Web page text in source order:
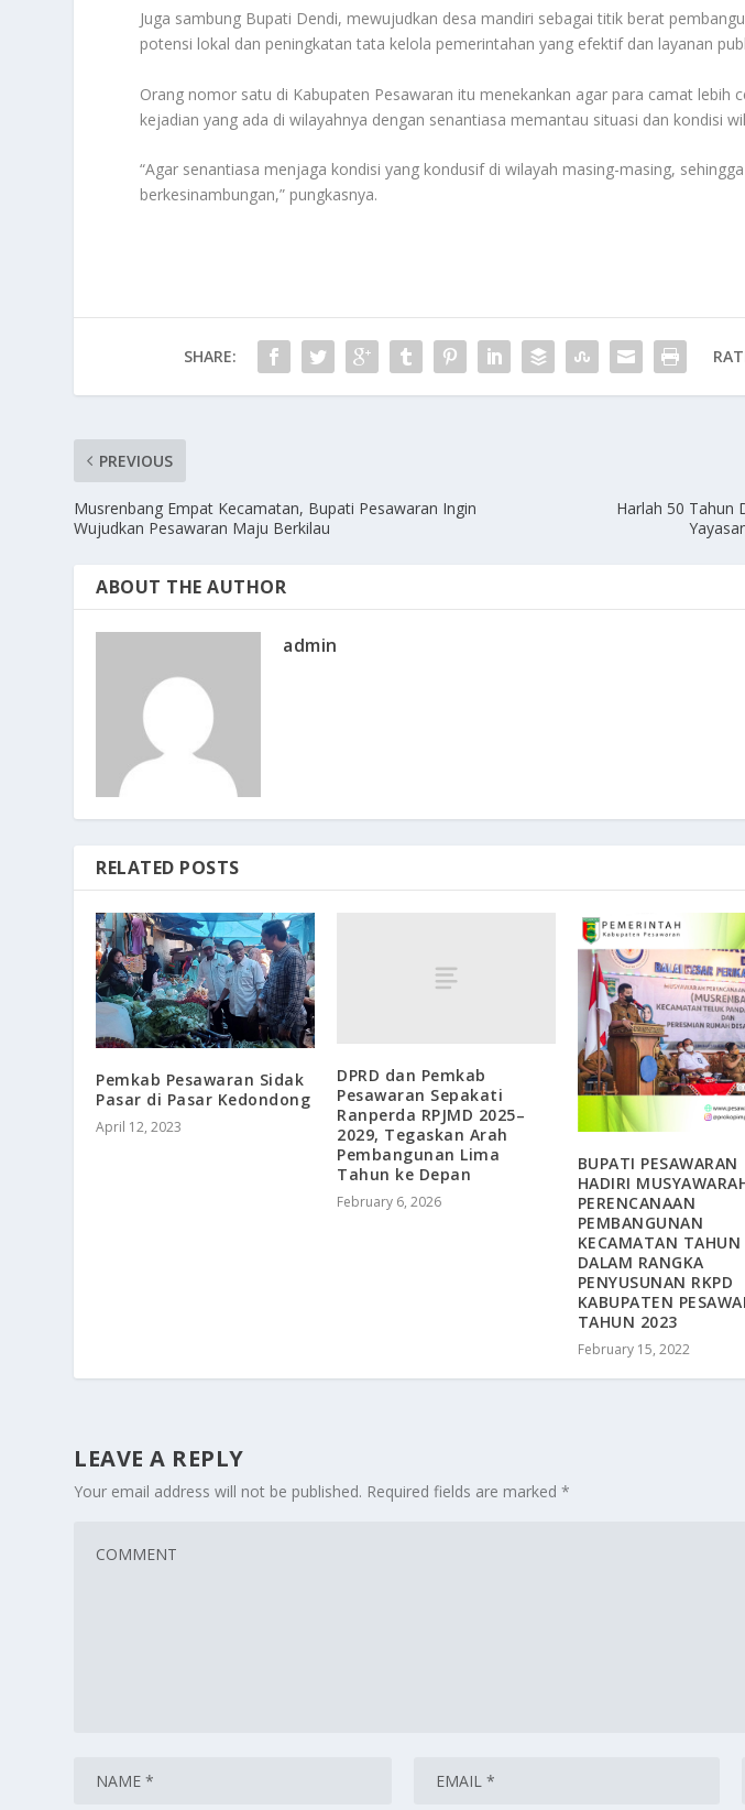
Juga sambung Bupati Dendi, mewujudkan desa mandiri sebagai titik berat
potensi lokal dan peningkatan tata kelola pemerintahan yang efektif dan layanan
Orang nomor satu di Kabupaten Pesawaran itu menekankan agar para camat lebih
kejadian yang ada di wilayahnya dengan senantiasa memantau situasi dan kondisi
“Agar senantiasa menjaga kondisi yang kondusif di wilayah masing-masing,
berkesinambungan,” pungkasnya.
SHARE:
PREVIOUS
Musrenbang Empat Kecamatan, Bupati Pesawaran Ingin
Wujudkan Pesawaran Maju Berkilau
Harlah 50 Tahun
ABOUT THE AUTHOR
admin
RELATED POSTS
Pemkab Pesawaran Sidak
Pasar di Pasar Kedondong
April 12, 2023
DPRD dan Pemkab
Pesawaran Sepakati
Ranperda RPJMD 2025–
2029, Tegaskan Arah
Pembangunan Lima
Tahun ke Depan
February 6, 2026
BUPATI PESAWARAN
HADIRI
PERENCANAAN
PEMBANGUNAN
KECAMATAN
DALAM RANGKA
PENYUSUNAN RKPD
KABUPATEN
TAHUN 2023
February 15, 2022
LEAVE A REPLY
Your email address will not be published. Required fields are marked*